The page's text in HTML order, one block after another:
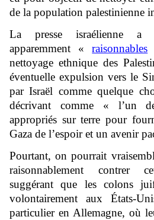
de la population palestinienne
La presse israélienne a
apparemment «raisonnables
nettoyage ethnique des
éventuelle expulsion vers le
par Israël comme quelque
décrivant comme « l’un
appropriés sur terre pour
Gaza de l’espoir et un avenir
Pourtant, on pourrait
raisonnablement contrer
suggérant que les colons
volontairement aux États-
particulier en Allemagne, où